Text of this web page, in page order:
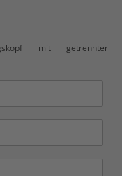
mit getrennter